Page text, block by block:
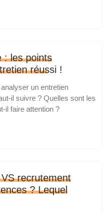
: les points
réussi !
un entretien
il suivre ? Quelles sont les
il faire attention ?
recrutement
? Lequel